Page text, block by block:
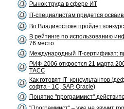
Рынок труда в сфере ИТ
IT-специалистам придется
Во Владивостоке пройдет
В рейтинге по использованию
76 место
Международный IT-сертификат:
РИФ-2006 откроется 21 марта
ТАСС
Как готовят IT- консультантов
софта - 1С, SAP, Oracle)
Понятие "программист"